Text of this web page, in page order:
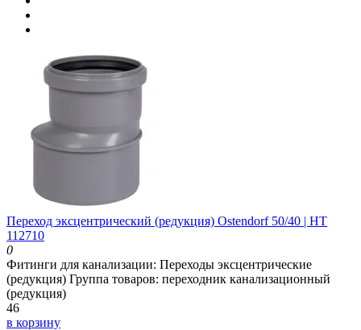
Переход эксцентрический (редукция) Ostendorf 50/40 | HT
112710
0
Фитинги для канализации: Переходы эксцентрические
(редукция) Группа товаров: переходник канализационный
(редукция)
46
в корзину